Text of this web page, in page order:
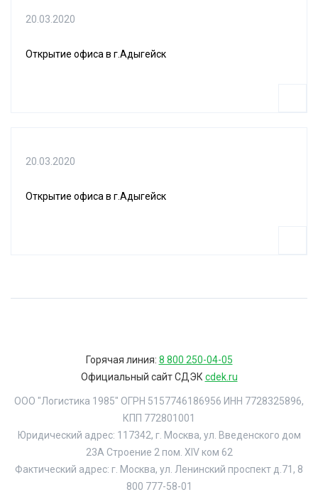
20.03.2020
Открытие офиса в г.Адыгейск
20.03.2020
Открытие офиса в г.Адыгейск
Горячая линия: 8 800 250-04-05
Официальный сайт СДЭК cdek.ru
ООО "Логистика 1985" ОГРН 5157746186956 ИНН 7728325896,
КПП 772801001
Юридический адрес: 117342, г. Москва, ул. Введенского дом
23А Строение 2 пом. XIV ком 62
Фактический адрес: г. Москва, ул. Ленинский проспект д.71, 8
800 777-58-01